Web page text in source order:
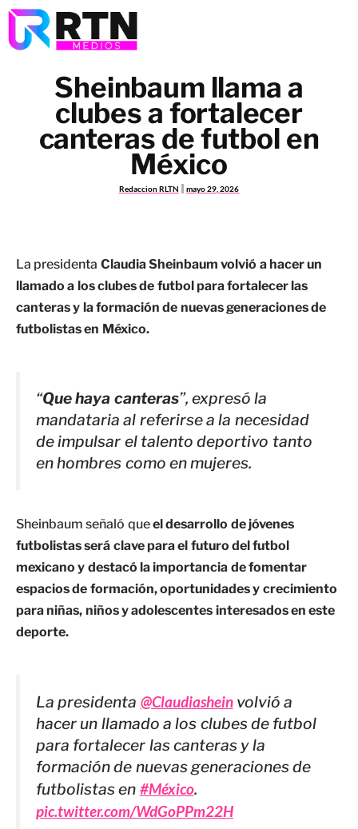
Sheinbaum llama a
clubes a fortalecer
canteras de futbol en
México
Redaccion RLTN mayo 29, 2026
La presidenta Claudia Sheinbaum volvió a hacer un
llamado a los clubes de futbol para fortalecer las
canteras y la formación de nuevas generaciones de
futbolistas en México.
“Que haya canteras”, expresó la
mandataria al referirse a la necesidad
de impulsar el talento deportivo tanto
en hombres como en mujeres.
Sheinbaum señaló queel desarrollo de jóvenes
futbolistas será clave para el futuro del futbol
mexicano y destacó la importancia de fomentar
espacios de formación, oportunidades y crecimiento
para niñas, niños y adolescentes interesados en este
deporte.
La presidenta @Claudiasheinvolvió a
hacer un llamado a los clubes de futbol
para fortalecer las canteras y la
formación de nuevas generaciones de
futbolistas en #México.
pic.twitter.com/WdGoPPm22H